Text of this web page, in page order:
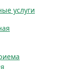
услуги